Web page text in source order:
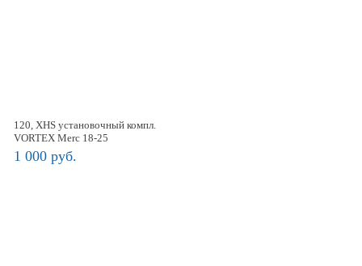
120, XHS установочный компл.
VORTEX Merc 18-25
1 000 руб.